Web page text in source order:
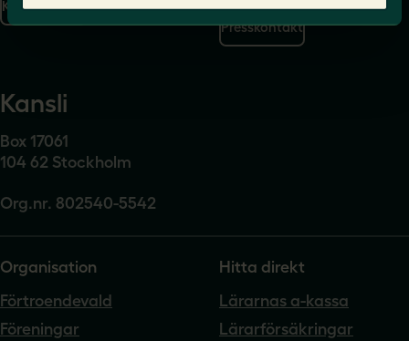
Kontakta oss
Presskontakt
Kansli
Box 17061
104 62 Stockholm
Org.nr. 802540-5542
Organisation
Förtroendevald
Föreningar
Hitta direkt
Lärarnas a-kassa
Lärarförsäkringar